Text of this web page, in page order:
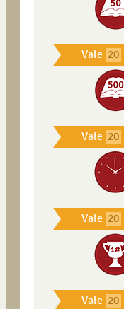
Vale 20
Vale 20
Vale 20
Vale 20